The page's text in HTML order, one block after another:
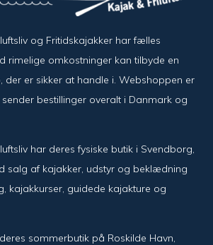
og Fritidskajakker har fælles
rimelige omkostninger kan tilbyde en
der er sikker at handle i. Webshoppen er
bestillinger overalt i Danmark og
har deres fysiske butik i Svendborg,
salg af kajakker, udstyr og beklædning
kajakkurser, guidede kajakture og
sommerbutik på Roskilde Havn,